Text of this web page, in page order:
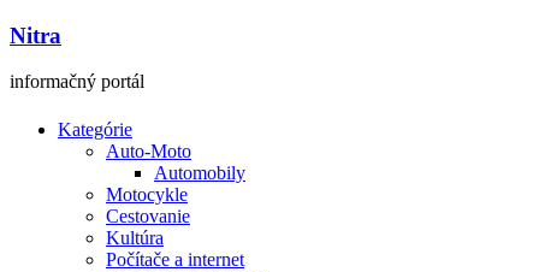
Nitra
informačný portál
Kategórie
Auto-Moto
Automobily
Motocykle
Cestovanie
Kultúra
Počítače a internet